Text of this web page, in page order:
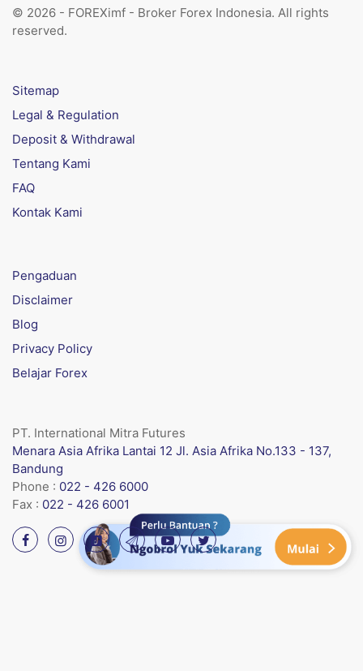
© 2026 - FOREXimf - Broker Forex Indonesia. All rights
reserved.
Sitemap
Legal & Regulation
Deposit & Withdrawal
Tentang Kami
FAQ
Kontak Kami
Pengaduan
Disclaimer
Blog
Privacy Policy
Belajar Forex
PT. International Mitra Futures
Menara Asia Afrika Lantai 12 Jl. Asia Afrika No.133 - 137,
Bandung
Phone : 022 - 426 6000
Fax : 022 - 426 6001